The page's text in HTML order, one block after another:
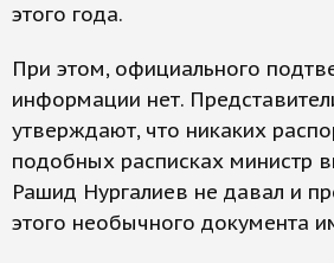
этого года.
При этом, официального
информации нет.
утверждают, что никаких
подобных расписках министр
Рашид Нургалиев не давал и
этого необычного документа